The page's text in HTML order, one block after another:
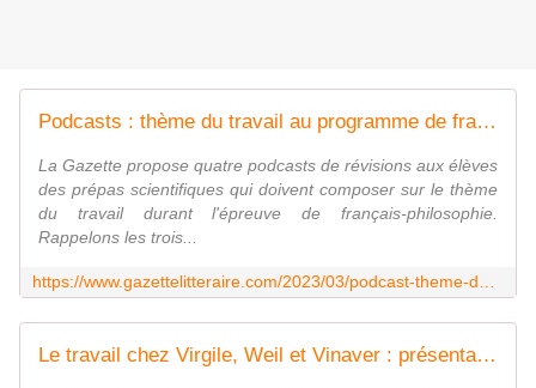
Podcasts : thème du travail au programme de français des Prépas scientifiques (2022-2023) - Gazette littéraire
La Gazette propose quatre podcasts de révisions aux élèves
des prépas scientifiques qui doivent composer sur le thème
du travail durant l'épreuve de français-philosophie.
Rappelons les trois...
Le travail chez Virgile, Weil et Vinaver : présentation croisée des trois œuvres (prépas scientifiques) 1/4 by La Gazette littéraire : Prépas scientifiques : épreuve francais-Philosophie (2022-2023) : le travail